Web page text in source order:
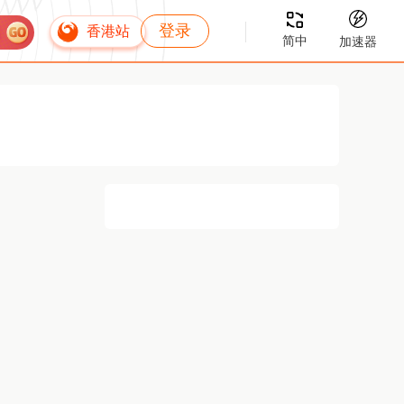
香港站 登录
简中 加速器